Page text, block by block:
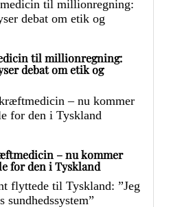
til millionregning:
debat om etik og
– nu kommer
for den i Tyskland